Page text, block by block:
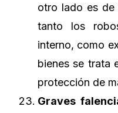
otro lado es de
tanto los
interno, como
bienes se trata
protección de
Graves